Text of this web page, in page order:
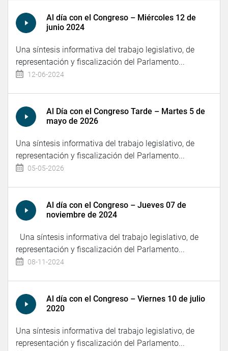
Al día con el Congreso – Miércoles 12 de
junio 2024
Una síntesis informativa del trabajo legislativo, de
representación y fiscalización del Parlamento...
12-06-2024
Al Día con el Congreso Tarde – Martes 5 de
mayo de 2026
Una síntesis informativa del trabajo legislativo, de
representación y fiscalización del Parlamento...
05-05-2026
Al día con el Congreso – Jueves 07 de
noviembre de 2024
Una síntesis informativa del trabajo legislativo, de
representación y fiscalización del Parlamento...
08-11-2024
Al día con el Congreso – Viernes 10 de julio
2020
Una síntesis informativa del trabajo legislativo, de
representación y fiscalización del Parlamento...